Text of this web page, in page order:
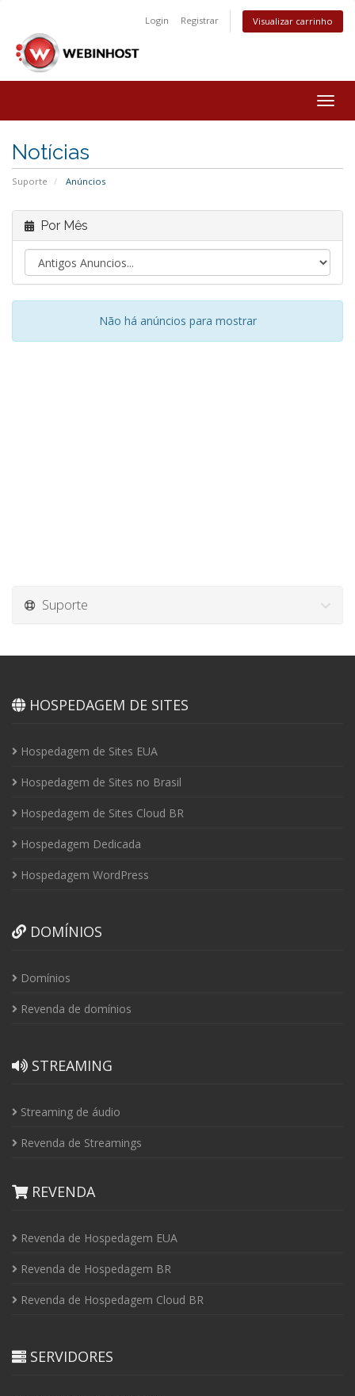
Login Registrar Visualizar carrinho
Notícias
Suporte Anúncios
Por Mês
Não há anúncios para mostrar
Suporte
HOSPEDAGEM DE SITES
Hospedagem de Sites EUA
Hospedagem de Sites no Brasil
Hospedagem de Sites Cloud BR
Hospedagem Dedicada
Hospedagem WordPress
DOMÍNIOS
Domínios
Revenda de domínios
STREAMING
Streaming de áudio
Revenda de Streamings
REVENDA
Revenda de Hospedagem EUA
Revenda de Hospedagem BR
Revenda de Hospedagem Cloud BR
SERVIDORES